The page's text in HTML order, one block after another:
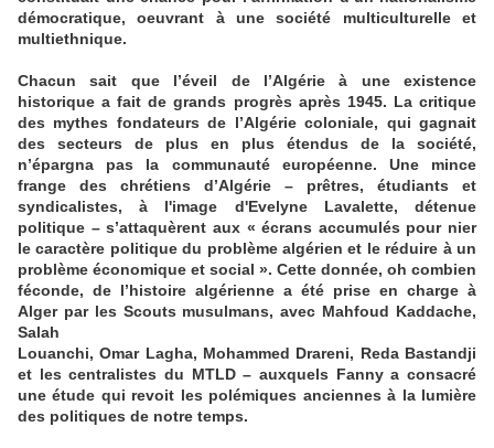
démocratique, oeuvrant à une société multiculturelle et
multiethnique.
Chacun sait que l’éveil de l’Algérie à une existence
historique a fait de grands progrès après 1945. La critique
des mythes fondateurs de l’Algérie coloniale, qui gagnait
des secteurs de plus en plus étendus de la société,
n’épargna pas la communauté européenne. Une mince
frange des chrétiens d’Algérie – prêtres, étudiants et
syndicalistes, à l'image d'Evelyne Lavalette, détenue
politique – s’attaquèrent aux « écrans accumulés pour nier
le caractère politique du problème algérien et le réduire à un
problème économique et social ». Cette donnée, oh combien
féconde, de l’histoire algérienne a été prise en charge à
Alger par les Scouts musulmans, avec Mahfoud Kaddache,
Salah
Louanchi, Omar Lagha, Mohammed Drareni, Reda Bastandji
et les centralistes du MTLD – auxquels Fanny a consacré
une étude qui revoit les polémiques anciennes à la lumière
des politiques de notre temps.